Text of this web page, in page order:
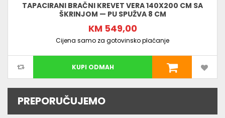
TAPACIRANI BRAČNI KREVET VERA 140X200 CM SA
ŠKRINJOM — PU SPUŽVA 8 CM
KM 549,00
Cijena samo za gotovinsko plaćanje
KUPI ODMAH
PREPORUČUJEMO